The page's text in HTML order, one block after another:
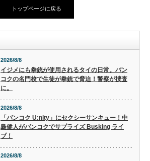
トップページに戻る
2026/8/8
イジメにも拳銃が使用されるタイの日常。バン
コクの名門校で生徒が拳銃で脅迫！警察が捜査
に。
2026/8/8
「バンコク U:nity」にセクシーサンキュー！中
島健人がバンコクでサプライズ Busking ライ
ブ！
2026/8/8